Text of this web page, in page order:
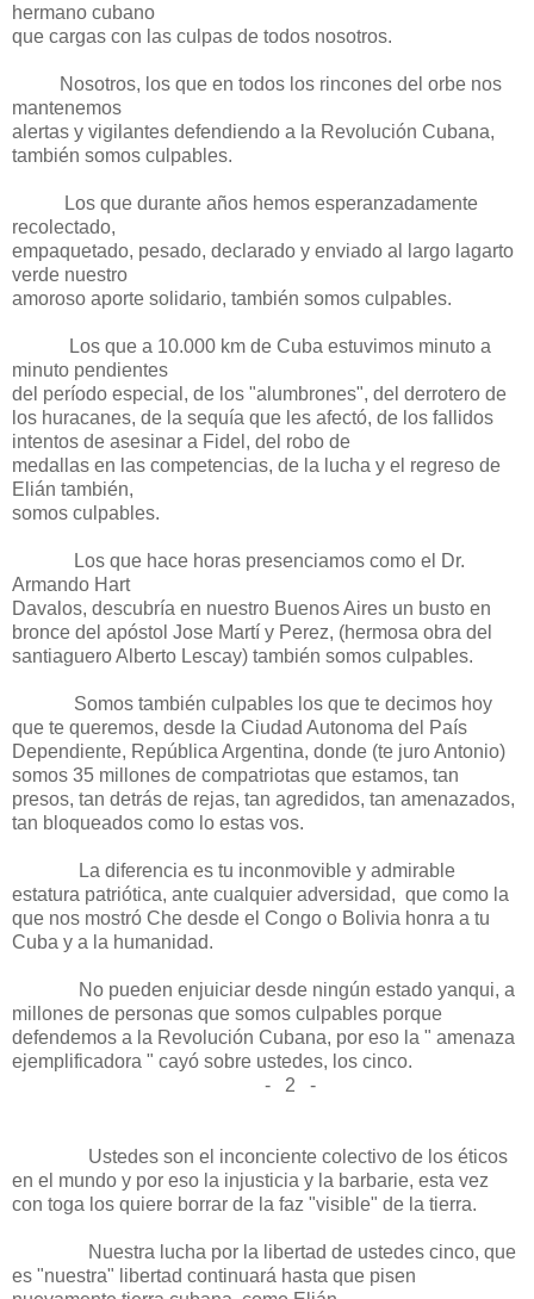
hermano cubano
que cargas con las culpas de todos nosotros.
Nosotros, los que en todos los rincones del orbe nos
mantenemos
alertas y vigilantes defendiendo a la Revolución Cubana,
también somos culpables.
Los que durante años hemos esperanzadamente
recolectado,
empaquetado, pesado, declarado y enviado al largo lagarto
verde nuestro
amoroso aporte solidario, también somos culpables.
Los que a 10.000 km de Cuba estuvimos minuto a
minuto pendientes
del período especial, de los "alumbrones", del derrotero de
los huracanes, de la sequía que les afectó, de los fallidos
intentos de asesinar a Fidel, del robo de
medallas en las competencias, de la lucha y el regreso de
Elián también,
somos culpables.
Los que hace horas presenciamos como el Dr.
Armando Hart
Davalos, descubría en nuestro Buenos Aires un busto en
bronce del apóstol Jose Martí y Perez, (hermosa obra del
santiaguero Alberto Lescay) también somos culpables.
Somos también culpables los que te decimos hoy
que te queremos, desde la Ciudad Autonoma del País
Dependiente, República Argentina, donde (te juro Antonio)
somos 35 millones de compatriotas que estamos, tan
presos, tan detrás de rejas, tan agredidos, tan amenazados,
tan bloqueados como lo estas vos.
La diferencia es tu inconmovible y admirable
estatura patriótica, ante cualquier adversidad, que como la
que nos mostró Che desde el Congo o Bolivia honra a tu
Cuba y a la humanidad.
No pueden enjuiciar desde ningún estado yanqui, a
millones de personas que somos culpables porque
defendemos a la Revolución Cubana, por eso la " amenaza
ejemplificadora " cayó sobre ustedes, los cinco.
-
2 -
Ustedes son el inconciente colectivo de los éticos
en el mundo y por eso la injusticia y la barbarie, esta vez
con toga los quiere borrar de la faz "visible" de la tierra.
Nuestra lucha por la libertad de ustedes cinco, que
es "nuestra" libertad continuará hasta que pisen